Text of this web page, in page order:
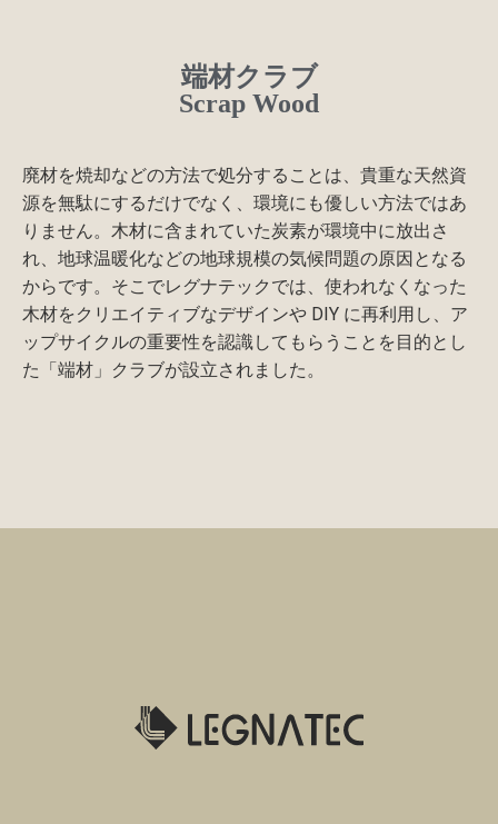
端材クラブ
Scrap Wood
廃材を焼却などの方法で処分することは、貴重な天然資
源を無駄にするだけでなく、環境にも優しい方法ではあ
りません。木材に含まれていた炭素が環境中に放出さ
れ、地球温暖化などの地球規模の気候問題の原因となる
からです。そこでレグナテックでは、使われなくなった
木材をクリエイティブなデザインや DIY に再利用し、ア
ップサイクルの重要性を認識してもらうことを目的とし
た「端材」クラブが設立されました。